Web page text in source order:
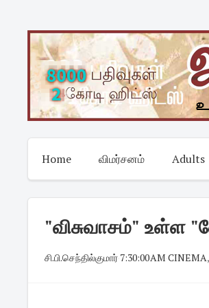
content
Home விமர்சனம் Adults
"விசுவாசம்" உள்ள
சி.பி.செந்தில்குமார் 7:30:00 AM ·CINEMA